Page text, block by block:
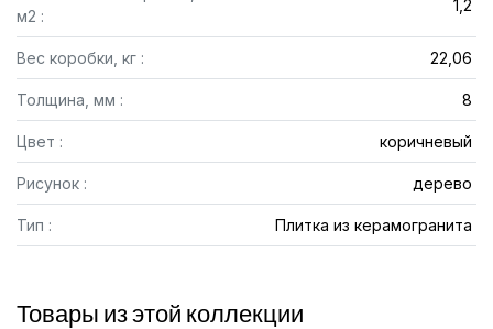
м2 :
1,2
Вес коробки, кг : 22,06
Толщина, мм : 8
Цвет : коричневый
Рисунок : дерево
Тип : Плитка из керамогранита
Товары из этой коллекции